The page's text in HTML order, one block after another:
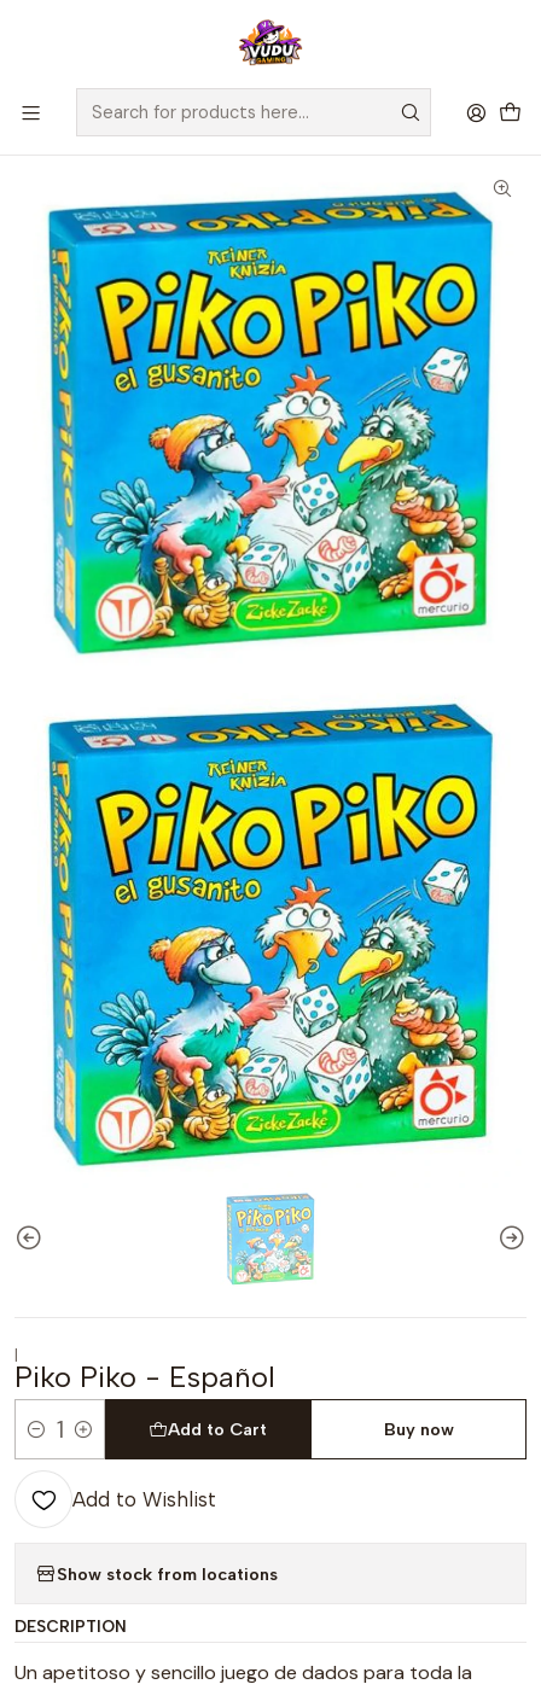
🚀 ¡Despachamos a todo Chile! Envío GRATIS a Regiones sobre
$100.000 y a RM sobre $35.000
Juegos de Mesa Competitivos Piko Piko - Español
|
Piko Piko - Español
Quantity
Add to Cart Buy now
Add to Wishlist
Show stock from locations
DESCRIPTION
Un apetitoso y sencillo juego de dados para toda la